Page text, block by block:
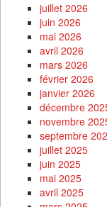
juillet 2026
juin 2026
mai 2026
avril 2026
mars 2026
février 2026
janvier 2026
décembre
novembre
septembre
juillet 2025
juin 2025
mai 2025
avril 2025